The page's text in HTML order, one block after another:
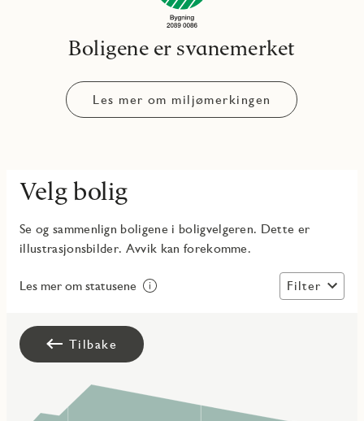
Boligene er svanemerket
Les mer om miljømerkingen
Velg bolig
Se og sammenlign boligene i boligvelgeren. Dette er
illustrasjonsbilder. Avvik kan forekomme.
Les mer om statusene Filter
Tilbake